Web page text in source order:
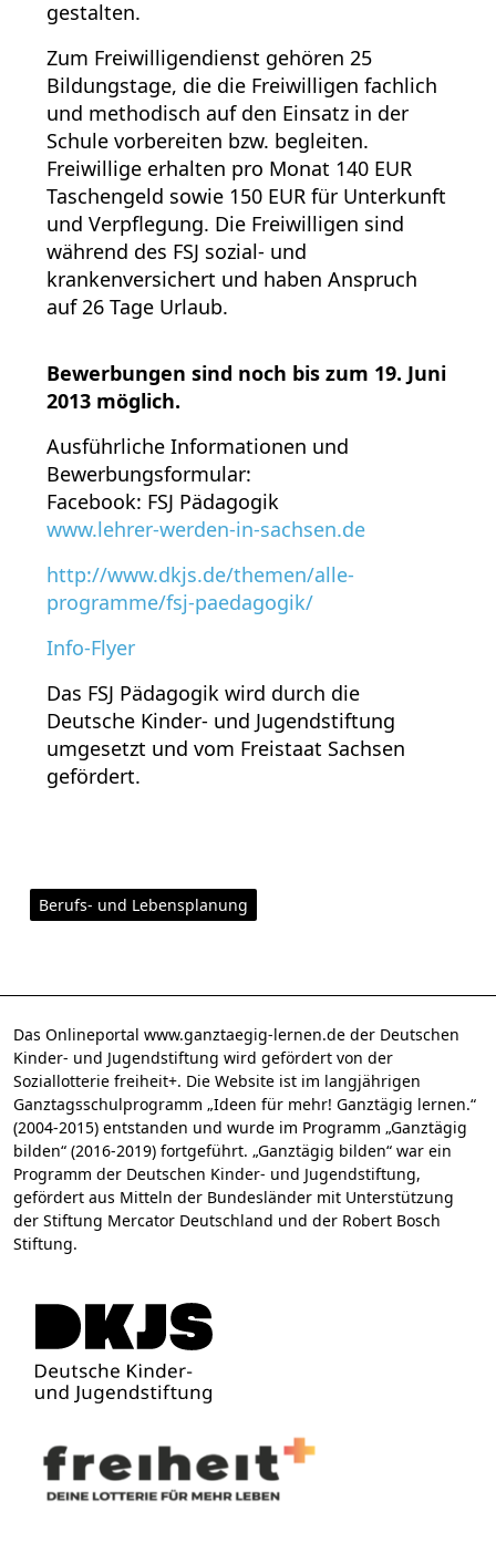
gestalten.
Zum Freiwilligendienst gehören 25
Bildungstage, die die Freiwilligen fachlich
und methodisch auf den Einsatz in der
Schule vorbereiten bzw. begleiten.
Freiwillige erhalten pro Monat 140 EUR
Taschengeld sowie 150 EUR für Unterkunft
und Verpflegung. Die Freiwilligen sind
während des FSJ sozial- und
krankenversichert und haben Anspruch
auf 26 Tage Urlaub.
Bewerbungen sind noch bis zum 19. Juni
2013 möglich.
Ausführliche Informationen und
Bewerbungsformular:
Facebook: FSJ Pädagogik
www.lehrer-werden-in-sachsen.de
http://www.dkjs.de/themen/alle-
programme/fsj-paedagogik/
Info-Flyer
Das FSJ Pädagogik wird durch die
Deutsche Kinder- und Jugendstiftung
umgesetzt und vom Freistaat Sachsen
gefördert.
Berufs- und Lebensplanung
Das Onlineportal www.ganztaegig-lernen.de der Deutschen
Kinder- und Jugendstiftung wird gefördert von der
Soziallotterie freiheit+. Die Website ist im langjährigen
Ganztagsschulprogramm „Ideen für mehr! Ganztägig lernen.“
(2004-2015) entstanden und wurde im Programm „Ganztägig
bilden“ (2016-2019) fortgeführt. „Ganztägig bilden“ war ein
Programm der Deutschen Kinder- und Jugendstiftung,
gefördert aus Mitteln der Bundesländer mit Unterstützung
der Stiftung Mercator Deutschland und der Robert Bosch
Stiftung.